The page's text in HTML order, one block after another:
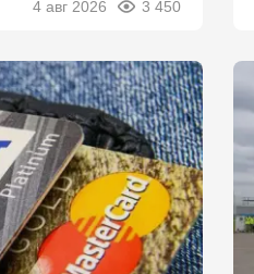
4 авг 2026 3 450